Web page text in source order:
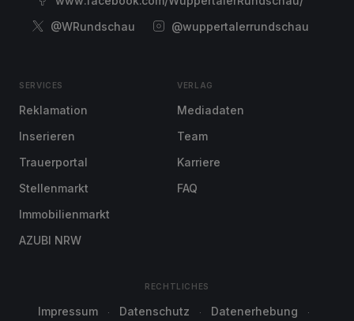
@WRundschau
@wuppertalerrundschau
SERVICES
Reklamation
Inserieren
Trauerportal
Stellenmarkt
Immobilienmarkt
AZUBI NRW
VERLAG
Mediadaten
Team
Karriere
FAQ
RECHTLICHES
Impressum Datenschutz Datenerhebung